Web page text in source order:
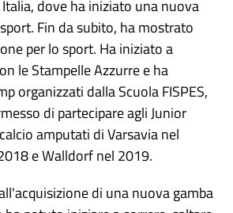
dove ha iniziato una nuova
Fin da subito, ha mostrato
per lo sport. Ha iniziato a
le Stampelle Azzurre e ha
organizzati dalla Scuola FISPES,
di partecipare agli Junior
amputati di Varsavia nel
e Walldorf nel 2019.
di una nuova gamba